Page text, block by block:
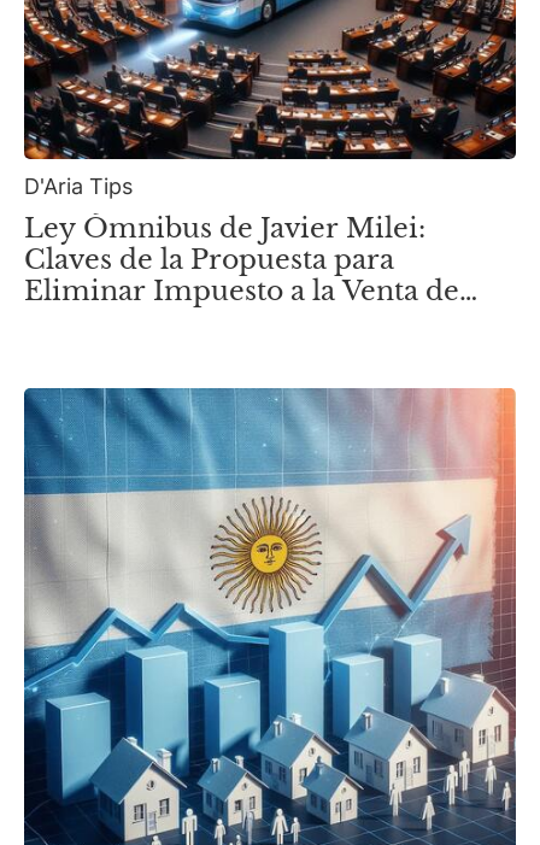
D'Aria Tips
Ley Ómnibus de Javier Milei:
Claves de la Propuesta para
Eliminar Impuesto a la Venta de